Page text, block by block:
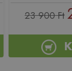
23 900 Ft